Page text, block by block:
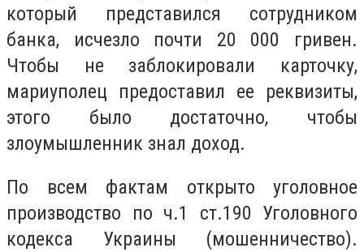
который представился сотрудником
банка, исчезло почти 20 000 гривен.
Чтобы не заблокировали карточку,
мариуполец предоставил ее реквизиты,
этого было достаточно, чтобы
злоумышленник знал доход.
По всем фактам открыто уголовное
производство по ч.1 ст.190 Уголовного
кодекса Украины (мошенничество).